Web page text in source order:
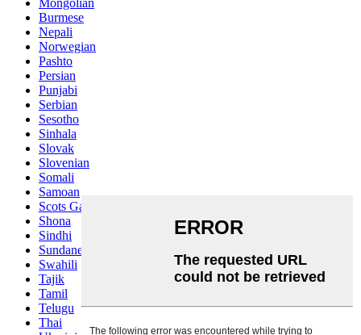
Mongolian
Burmese
Nepali
Norwegian
Pashto
Persian
Punjabi
Serbian
Sesotho
Sinhala
Slovak
Slovenian
Somali
Samoan
Scots Gaelic
Shona
Sindhi
Sundanese
Swahili
Tajik
Tamil
Telugu
Thai